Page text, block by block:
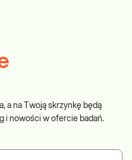
a na Twoją skrzynkę będą
i nowości w ofercie badań.